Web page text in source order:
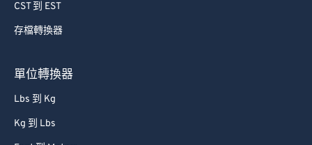
CST 到 EST
存檔轉換器
單位轉換器
Lbs 到 Kg
Kg 到 Lbs